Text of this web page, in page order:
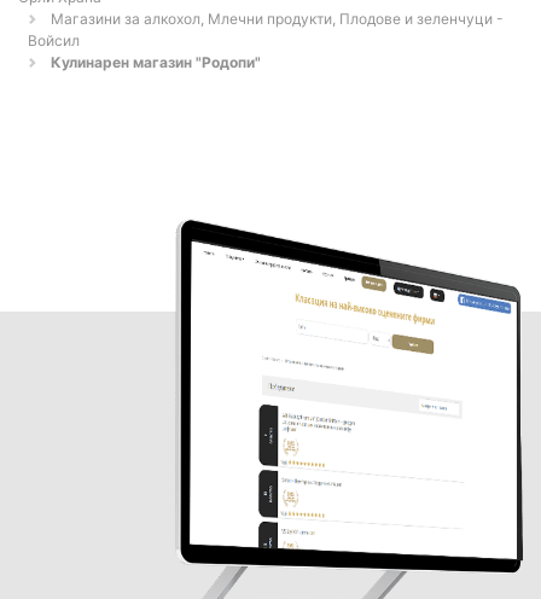
Магазини за алкохол, Млечни продукти, Плодове и зеленчуци -
Войсил
Кулинарен магазин "Родопи"